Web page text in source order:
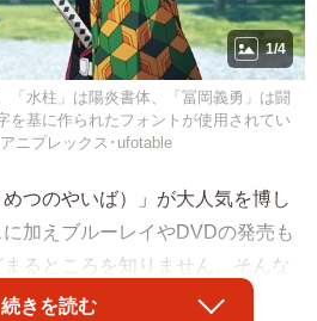
1/4
「水柱」は陽炎書体、「冨岡義勇」は闘
を基に作られたフォントが使用されてい
ニプレックス･ufotable
つのやいば）」が大人気を博し
加えブルーレイやDVDの発売も
るところを知りません。そんな
なシーンに、独特の筆文字が登
続きを読む